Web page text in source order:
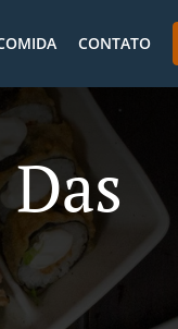
CONTATO